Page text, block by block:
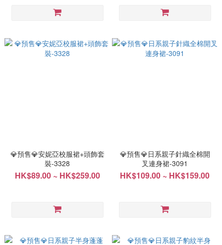
💎預售💎安妮亞校服裙+頭飾套
裝-3328
HK$89.00 ~ HK$259.00
💎預售💎日系親子針織全棉開
叉連身裙-3091
HK$109.00 ~ HK$159.00